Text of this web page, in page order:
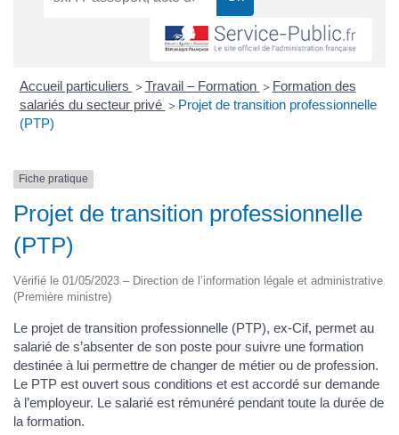
Accueil particuliers > Travail – Formation > Formation des
salariés du secteur privé > Projet de transition professionnelle
(PTP)
Fiche pratique
Projet de transition professionnelle
(PTP)
Vérifié le 01/05/2023 – Direction de l’information légale et administrative
(Première ministre)
Le projet de transition professionnelle (PTP), ex-Cif, permet au
salarié de s’absenter de son poste pour suivre une formation
destinée à lui permettre de changer de métier ou de profession.
Le PTP est ouvert sous conditions et est accordé sur demande
à l’employeur. Le salarié est rémunéré pendant toute la durée de
la formation.